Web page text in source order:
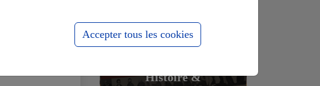
Histoire &
Accepter tous les cookies